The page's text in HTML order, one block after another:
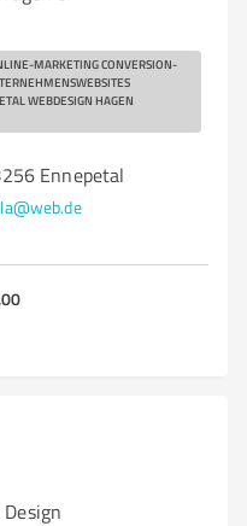
MARKETING CONVERSION-
WEBDESIGN HAGEN
Ennepetal